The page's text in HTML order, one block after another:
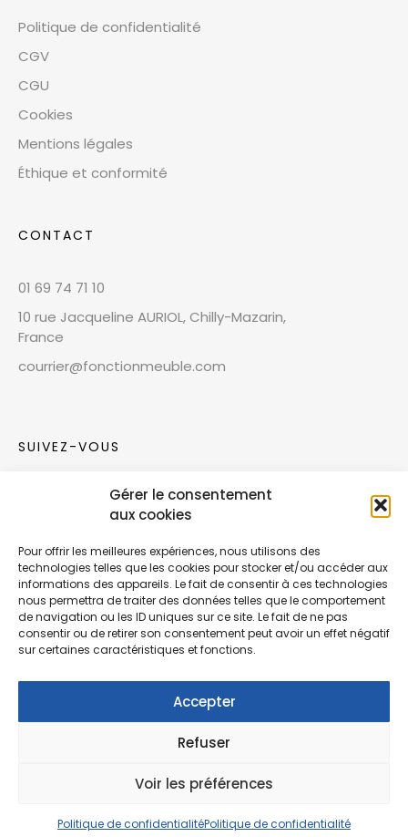
Gérer le consentement
aux cookies
Pour offrir les meilleures expériences, nous utilisons des
technologies telles que les cookies pour stocker et/ou accéder aux
informations des appareils. Le fait de consentir à ces technologies
nous permettra de traiter des données telles que le comportement
de navigation ou les ID uniques sur ce site. Le fait de ne pas
consentir ou de retirer son consentement peut avoir un effet négatif
sur certaines caractéristiques et fonctions.
Accepter
Refuser
Voir les préférences
Politique de confidentialitéPolitique de confidentialité
Politique de confidentialité
CGV
CGU
Cookies
Mentions légales
Éthique et conformité
CONTACT
01 69 74 71 10
10 rue Jacqueline AURIOL, Chilly-Mazarin,
France
courrier@fonctionmeuble.com
SUIVEZ-VOUS
Rejoignez notre communauté sur les réseaux
Nouvelles collections, vie de l’équipe ou
inspirations : soyez informés de nos dernières
actualités.
© Copyright Fonction Meuble